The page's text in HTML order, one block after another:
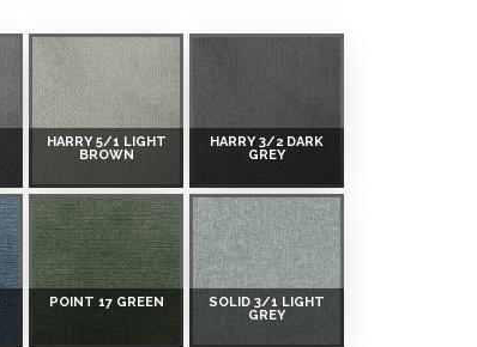
HARRY 5/1 LIGHT
BROWN
HARRY 3/2 DARK
GREY
POINT 17 GREEN
SOLID 3/1 LIGHT
GREY